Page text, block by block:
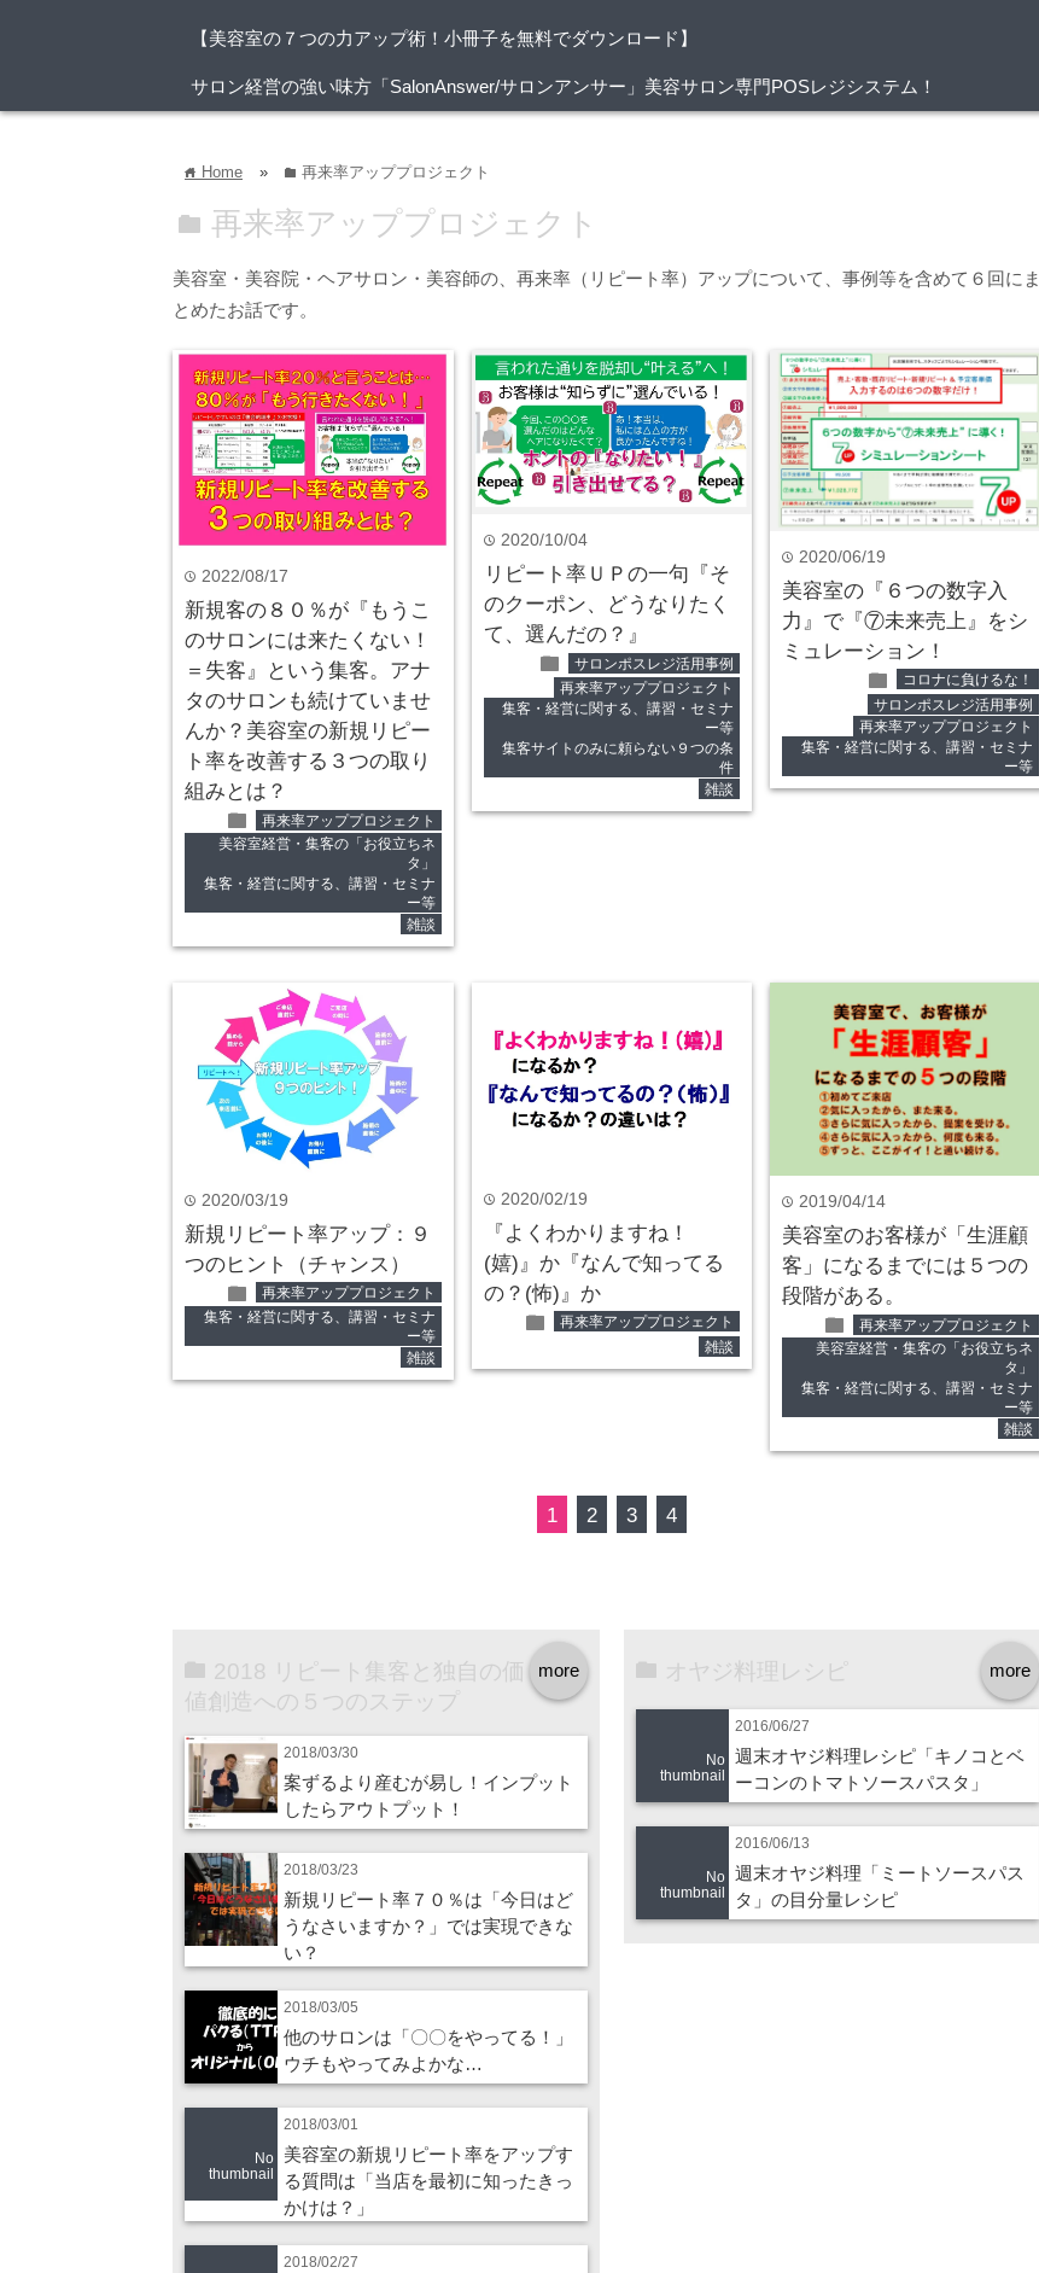
【美容室の７つの力アップ術！小冊子を無料でダウンロード】
サロン経営の強い味方「SalonAnswer/サロンアンサー」美容サロン専門POSレジシステム！
home Home » folder 再来率アッププロジェクト
folder 再来率アッププロジェクト
美容室・美容院・ヘアサロン・美容師の、再来率（リピート率）アップについて、事例等を含めて６回にま
とめたお話です。
time 2022/08/17
新規客の８０％が『もうこ
のサロンには来たくない！
＝失客』という集客。アナ
タのサロンも続けていませ
んか？美容室の新規リピー
ト率を改善する３つの取り
組みとは？
folder
再来率アッププロジェクト
美容室経営・集客の「お役立ちネ
タ」
集客・経営に関する、講習・セミナ
ー等
雑談
time 2020/10/04
リピート率ＵＰの一句『そ
のクーポン、どうなりたく
て、選んだの？』
folder
サロンポスレジ活用事例
再来率アッププロジェクト
集客・経営に関する、講習・セミナ
ー等
集客サイトのみに頼らない９つの条
件
雑談
time 2020/06/19
美容室の『６つの数字入
力』で『⑦未来売上』をシ
ミュレーション！
folder
コロナに負けるな！
サロンポスレジ活用事例
再来率アッププロジェクト
集客・経営に関する、講習・セミナ
ー等
time 2020/03/19
新規リピート率アップ：９
つのヒント（チャンス）
folder
再来率アッププロジェクト
集客・経営に関する、講習・セミナ
ー等
雑談
time 2020/02/19
『よくわかりますね！
(嬉)』か『なんで知ってる
の？(怖)』か
folder
再来率アッププロジェクト
雑談
time 2019/04/14
美容室のお客様が「生涯顧
客」になるまでには５つの
段階がある。
folder
再来率アッププロジェクト
美容室経営・集客の「お役立ちネ
タ」
集客・経営に関する、講習・セミナ
ー等
雑談
1 2 3 4
more
2018 リピート集客と独自の価
値創造への５つのステップ
2018/03/30
案ずるより産むが易し！インプット
したらアウトプット！
2018/03/23
新規リピート率７０％は「今日はど
うなさいますか？」では実現できな
い？
2018/03/05
他のサロンは「〇〇をやってる！」
ウチもやってみよかな…
No
thumbnail
2018/03/01
美容室の新規リピート率をアップす
る質問は「当店を最初に知ったきっ
かけは？」
2018/02/27
more
オヤジ料理レシピ
No
thumbnail
2016/06/27
週末オヤジ料理レシピ「キノコとベ
ーコンのトマトソースパスタ」
No
thumbnail
2016/06/13
週末オヤジ料理「ミートソースパス
タ」の目分量レシピ